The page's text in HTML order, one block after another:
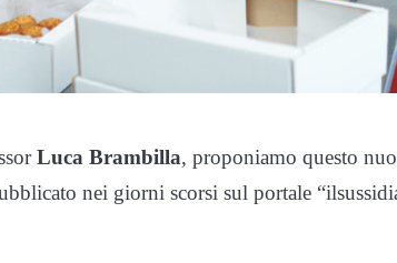
Luca Brambilla, proponiamo questo
nei giorni scorsi sul portale